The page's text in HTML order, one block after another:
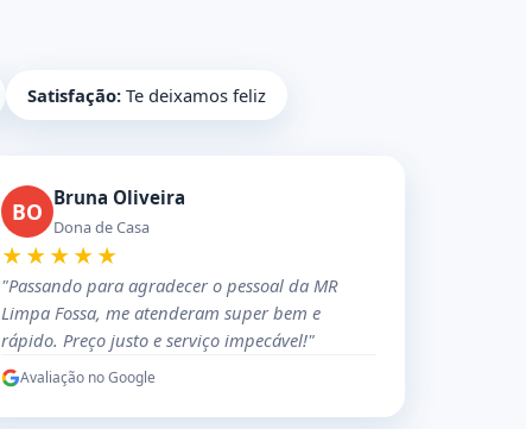
Satisfação: Te deixamos feliz
BO Bruna Oliveira
Dona de Casa
★★★★★
"Passando para agradecer o pessoal da MR
Limpa Fossa, me atenderam super bem e
rápido. Preço justo e serviço impecável!"
Avaliação no Google